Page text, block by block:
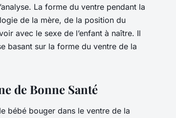
La forme du ventre pendant la
de la mère, de la position du
avec le sexe de l’enfant à naître. Il
basant sur la forme du ventre de la
de Bonne Santé
bébé bouger dans le ventre de la